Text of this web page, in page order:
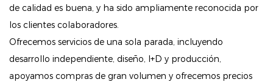
convierte en el compañero perfecto para retoques
dondequiera que vaya.
Ingredientes naturales: elaborado con aceites de
abejas cuidadosamente seleccionados que nutren y
de calidad es buena, y ha sido ampliamente reconocida por
los clientes colaboradores.
Ofrecemos servicios de una sola parada, incluyendo
desarrollo independiente, diseño, I+D y producción,
apoyamos compras de gran volumen y ofrecemos precios